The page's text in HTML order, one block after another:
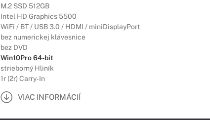
M.2 SSD 512GB
Intel HD Graphics 5500
WiFi / BT / USB 3.0 / HDMI / miniDisplayPort
bez numerickej klávesnice
bez DVD
Win10Pro 64-bit
strieborný Hliník
1r (2r) Carry-In
VIAC INFORMÁCIÍ